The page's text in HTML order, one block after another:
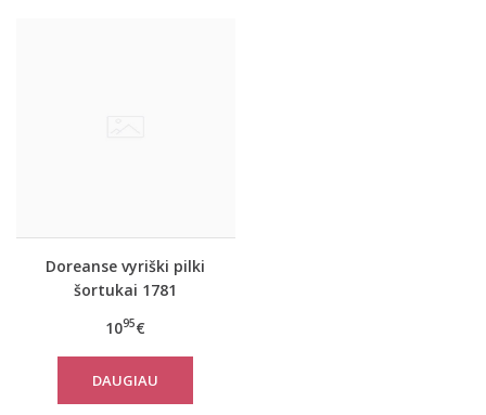
Doreanse vyriški pilki
šortukai 1781
1095€
DAUGIAU